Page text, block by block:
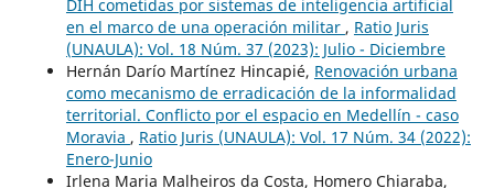
DIH cometidas por sistemas de inteligencia artificial
en el marco de una operación militar , Ratio Juris
(UNAULA): Vol. 18 Núm. 37 (2023): Julio - Diciembre
Hernán Darío Martínez Hincapié, Renovación urbana
como mecanismo de erradicación de la informalidad
territorial. Conflicto por el espacio en Medellín - caso
Moravia , Ratio Juris (UNAULA): Vol. 17 Núm. 34 (2022):
Enero-Junio
Irlena Maria Malheiros da Costa, Homero Chiaraba,